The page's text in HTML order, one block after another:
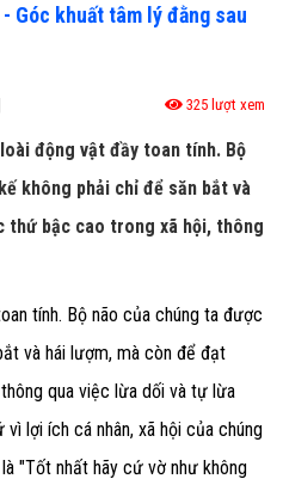
Góc khuất tâm lý đằng sau
325 lượt xem
động vật đầy toan tính. Bộ
không phải chỉ để săn bắt và
thứ bậc cao trong xã hội, thông
tính. Bộ não của chúng ta được
và hái lượm, mà còn để đạt
qua việc lừa dối và tự lừa
lợi ích cá nhân, xã hội của chúng
"Tốt nhất hãy cứ vờ như không